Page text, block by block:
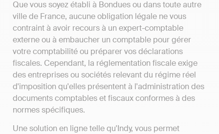
Que vous soyez établi à Bondues ou dans toute autre
ville de France, aucune obligation légale ne vous
contraint à avoir recours à un expert-comptable
externe ou à embaucher un comptable pour gérer
votre comptabilité ou préparer vos déclarations
fiscales. Cependant, la réglementation fiscale exige
des entreprises ou sociétés relevant du régime réel
d'imposition qu'elles présentent à l'administration des
documents comptables et fiscaux conformes à des
normes spécifiques.
Une solution en ligne telle qu'Indy, vous permet